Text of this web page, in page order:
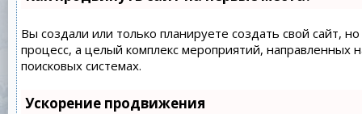
Вы создали или только планируете создать свой сайт,
процесс, а целый комплекс мероприятий,
поисковых системах.
Ускорение продвижения